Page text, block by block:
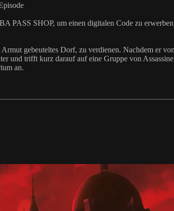
PASS SHOP, um einen digitalen Code zu
gebeuteltes Dorf, zu verdienen. Nachdem er
und trifft kurz darauf auf eine Gruppe von
an.